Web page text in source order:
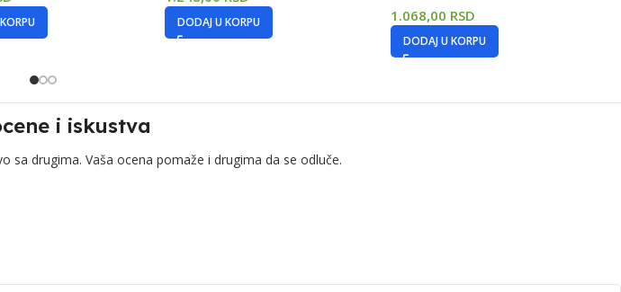
DODAJ U KORPU
1.068,00 RSD
DODAJ U KORPU
i iskustva
sa drugima. Vaša ocena pomaže i drugima da se odluče.